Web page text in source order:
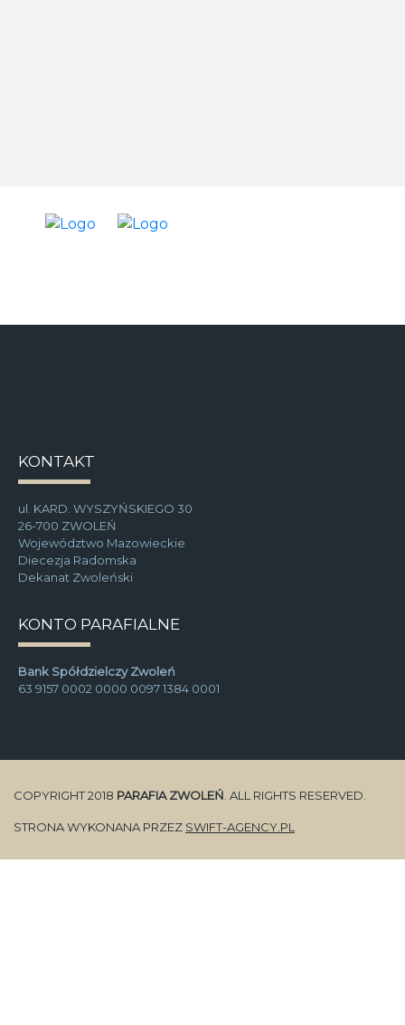
KONTAKT
ul. KARD. WYSZYŃSKIEGO 30
26-700 ZWOLEŃ
Województwo Mazowieckie
Diecezja Radomska
Dekanat Zwoleński
KONTO PARAFIALNE
Bank Spółdzielczy Zwoleń
63 9157 0002 0000 0097 1384 0001
COPYRIGHT 2018 PARAFIA ZWOLEŃ . ALL RIGHTS RESERVED.
STRONA WYKONANA PRZEZ SWIFT-AGENCY.PL